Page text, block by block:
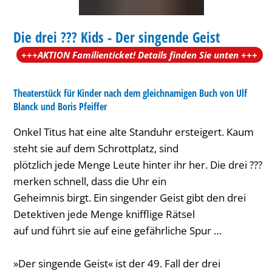
singende
Geist
KATEGORIE: KINDERTHEATER
Die drei ??? Kids - Der singende Geist
+++AKTION Familienticket! Details finden Sie unten +++
Theaterstück für Kinder nach dem gleichnamigen Buch von Ulf
Blanck und Boris Pfeiffer
Onkel Titus hat eine alte Standuhr ersteigert. Kaum
steht sie auf dem Schrottplatz, sind
plötzlich jede Menge Leute hinter ihr her. Die drei ???
merken schnell, dass die Uhr ein
Geheimnis birgt. Ein singender Geist gibt den drei
Detektiven jede Menge knifflige Rätsel
auf und führt sie auf eine gefährliche Spur …
»Der singende Geist« ist der 49. Fall der drei